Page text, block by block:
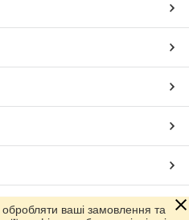
Prom.uaваші замовлення та